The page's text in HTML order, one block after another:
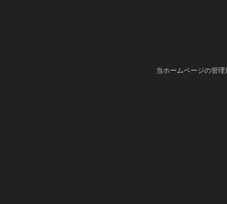
当ホームページの管